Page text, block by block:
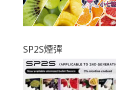
SP2S煙彈